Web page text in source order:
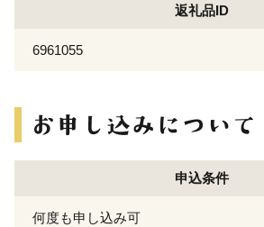
返礼品ID
6961055
申込条件
何度も申し込み可